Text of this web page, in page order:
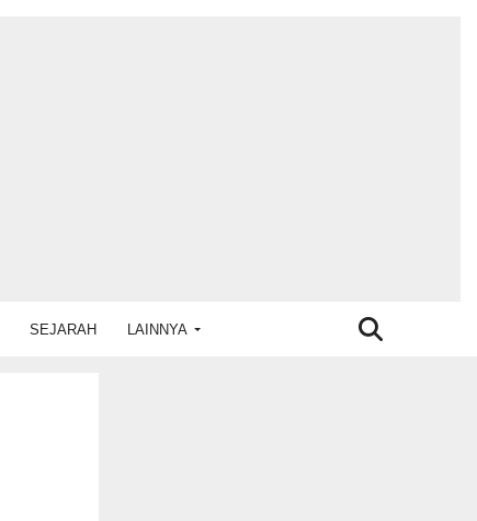
SEJARAH LAINNYA